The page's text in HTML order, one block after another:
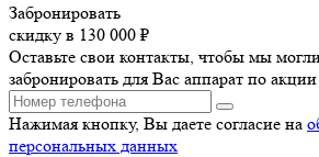
Забронировать
скидку в 130 000 ₽
Оставьте свои контакты, чтобы мы
забронировать для Вас аппарат по акции
Нажимая кнопку, Вы даете согласие на
персональных данных